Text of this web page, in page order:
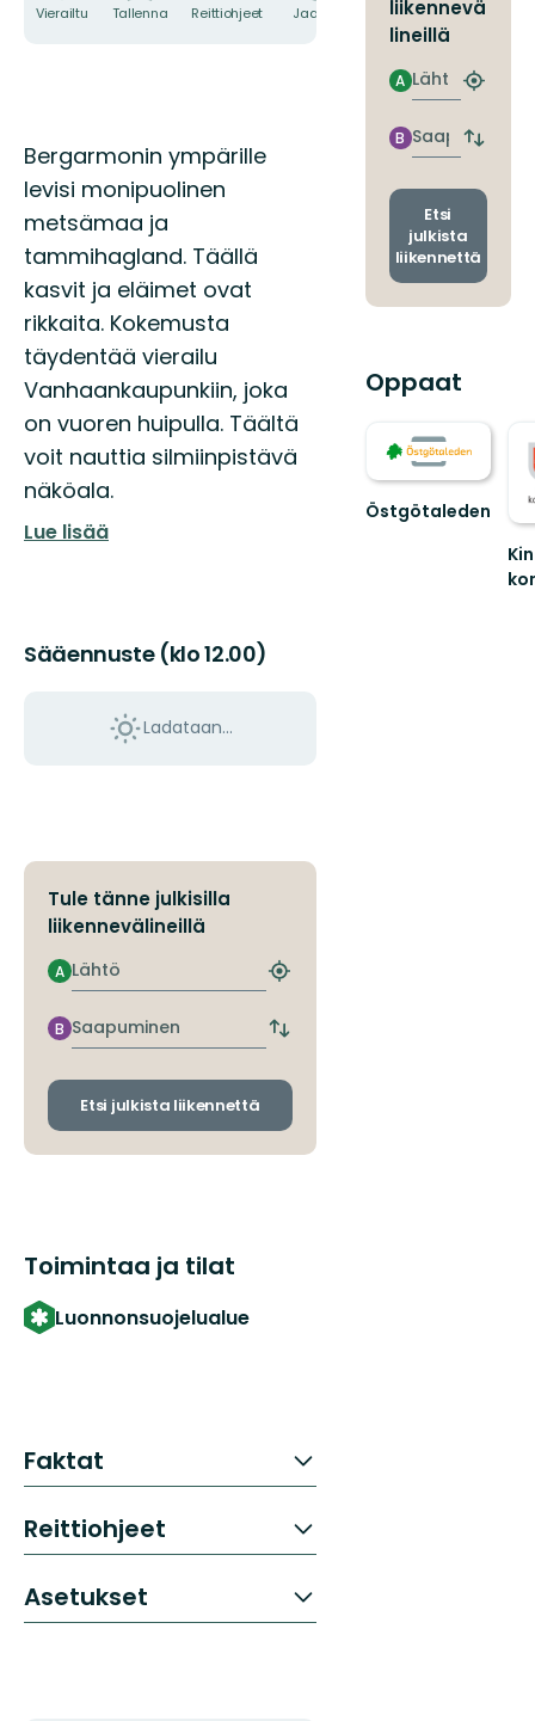
Vierailtu Tallenna Reittiohjeet Jaa
Kuvaus
Bergarmonin ympärille
levisi monipuolinen
metsämaa ja
tammihagland. Täällä
kasvit ja eläimet ovat
rikkaita. Kokemusta
täydentää vierailu
Vanhaankaupunkiin, joka
on vuoren huipulla. Täältä
voit nauttia silmiinpistävä
näköala.
Lue lisää
Sääennuste (klo 12.00)
Ladataan…
Tule tänne julkisilla
liikennevälineillä
Lähtö
A
Etsi
pysäkki
Saapuminen
B
Vaihda
ja
Etsi julkista liikennettä
Toimintaa ja tilat
Luonnonsuojelualue
Faktat
Reittiohjeet
Asetukset
liikennevä
lineillä
Lähtö
A
Etsi
pysäkki
Saapuminen
B
Vaihda
ja
Etsi
julkista
liikennettä
Oppaat
Östgötaleden